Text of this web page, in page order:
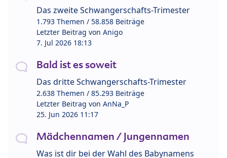
Das zweite Schwangerschafts-Trimester
1.793 Themen / 58.858 Beiträge
Letzter Beitrag von Anigo
7. Jul 2026 18:13
Bald ist es soweit
Das dritte Schwangerschafts-Trimester
2.638 Themen / 85.293 Beiträge
Letzter Beitrag von AnNa_P
25. Jun 2026 11:17
Mädchennamen / Jungennamen
Was ist dir bei der Wahl des Babynamens